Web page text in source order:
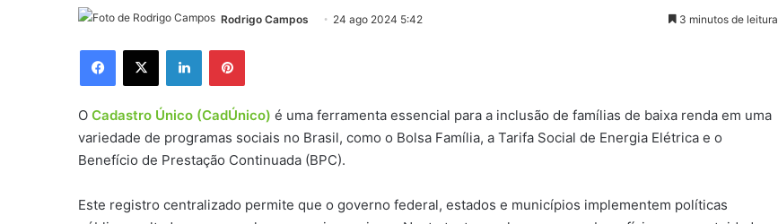
Rodrigo Campos 24 ago 2024 5:42 3 minutos de leitura
Facebook
X LinkedinPinterest
O Cadastro Único (CadÚnico) é uma ferramenta essencial para a inclusão de famílias de baixa renda em uma
variedade de programas sociais no Brasil, como o Bolsa Família, a Tarifa Social de Energia Elétrica e o
Benefício de Prestação Continuada (BPC).
Este registro centralizado permite que o governo federal, estados e municípios implementem políticas